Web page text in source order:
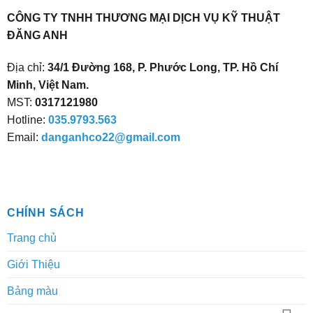
CÔNG TY TNHH THƯƠNG MẠI DỊCH VỤ KỸ THUẬT
ĐĂNG ANH
Địa chỉ: 34/1 Đường 168, P. Phước Long, TP. Hồ Chí
Minh, Việt Nam.
MST: 0317121980
Hotline: 035.9793.563
Email: danganhco22@gmail.com
CHÍNH SÁCH
Trang chủ
Giới Thiệu
Bảng màu